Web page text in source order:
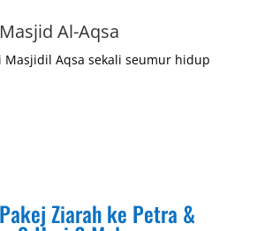
Masjid Al-Aqsa
Masjidil Aqsa sekali seumur hidup
Ziarah ke Petra &